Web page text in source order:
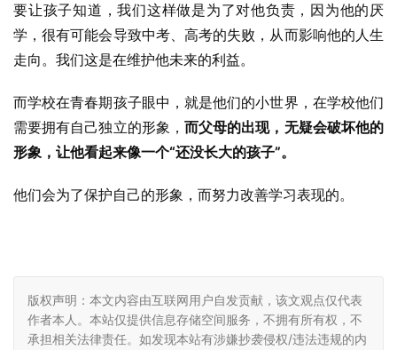
要让孩子知道，我们这样做是为了对他负责，因为他的厌
学，很有可能会导致中考、高考的失败，从而影响他的人生
走向。我们这是在维护他未来的利益。
而学校在青春期孩子眼中，就是他们的小世界，在学校他们
需要拥有自己独立的形象， 而父母的出现，无疑会破坏他的
形象，让他看起来像一个“还没长大的孩子”。
他们会为了保护自己的形象，而努力改善学习表现的。
版权声明：本文内容由互联网用户自发贡献，该文观点仅代表
作者本人。本站仅提供信息存储空间服务，不拥有所有权，不
承担相关法律责任。如发现本站有涉嫌抄袭侵权/违法违规的内